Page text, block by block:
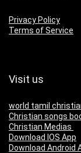
Privacy Policy
Terms of Service
Visit us
world tamil
Christian songs
Christian Medias
Download IOS App
Download Android